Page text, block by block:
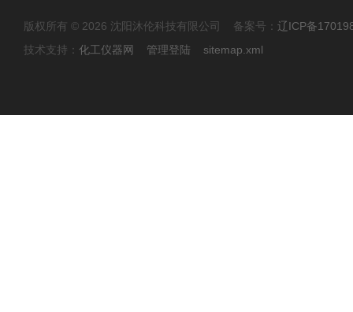
版权所有 © 2026 沈阳沐伦科技有限公司 备案号： 辽ICP备
技术支持： 化工仪器网 管理登陆 sitemap.xml